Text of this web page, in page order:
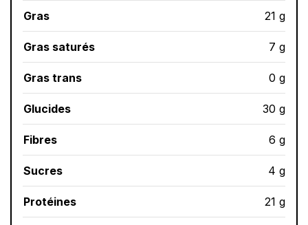
Gras 21 g
Gras saturés 7 g
Gras trans 0 g
Glucides 30 g
Fibres 6 g
Sucres 4 g
Protéines 21 g